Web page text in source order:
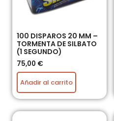
100 DISPAROS 20 MM –
TORMENTA DE SILBATO
(1 SEGUNDO)
75,00 €
Añadir al carrito